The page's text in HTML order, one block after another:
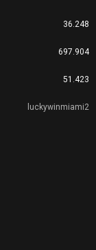
36.248
697.904
51.423
luckywinmiami2